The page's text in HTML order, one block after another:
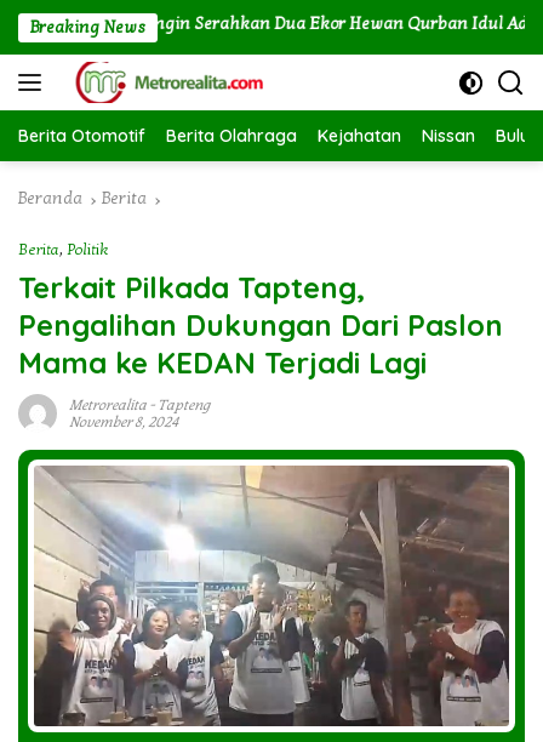
Langsung
Breaking News
Labuhan Angin Serahkan Dua Ekor Hewan Qurban Idul Adha
Berita Otomotif Berita Olahraga Kejahatan Nissan
Beranda Berita
Berita, Politik
Terkait Pilkada Tapteng,
Pengalihan Dukungan Dari Paslon
Mama ke KEDAN Terjadi Lagi
Metrorealita - Tapteng
November 8, 2024